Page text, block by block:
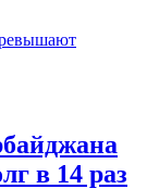
в 14 раз